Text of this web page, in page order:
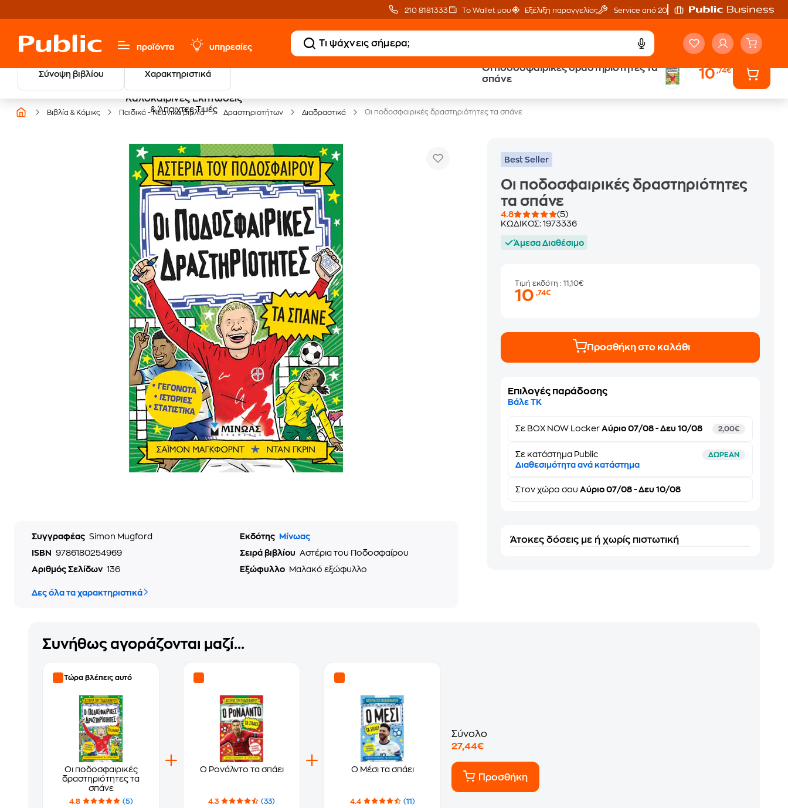
210 8181333 Το Wallet μου Εξέλιξη παραγγελίας Service από 20'
προϊόντα υπηρεσίες
Σύνοψη βιβλίου Χαρακτηριστικά
Οι ποδοσφαιρικές δραστηριότητες τα
σπάνε
10,74€
Καλοκαιρινές Εκπτώσεις
& Άπαιχτες Τιμές
Δωρεάν Μεταφορικά
Βιβλία & Κόμικς Παιδικά - Νεανικά βιβλία Δραστηριοτήτων Διαδραστικά Οι ποδοσφαιρικές δραστηριότητες τα σπάνε
Συγγραφέας Simon Mugford Εκδότης
Μίνωας
ISBN
9786180254969 Σειρά βιβλίου Αστέρια του Ποδοσφαίρου
Αριθμός Σελίδων 136 Εξώφυλλο Μαλακό εξώφυλλο
Δες όλα τα χαρακτηριστικά
Best Seller
Οι ποδοσφαιρικές δραστηριότητες
τα σπάνε
4.8
(5)
ΚΩΔΙΚΟΣ:1973336
Άμεσα Διαθέσιμο
Τιμή εκδότη: 11,10€
10,74€
Προσθήκη στο καλάθι
Επιλογές παράδοσης
Βάλε ΤΚ
Σε BOX NOW Locker Αύριο 07/08 - Δευ 10/08 2,00€
Σε κατάστημα Public ΔΩΡΕΑΝ
Διαθεσιμότητα ανά κατάστημα
Στονχώρο σου Αύριο 07/08 - Δευ 10/08
Άτοκες δόσεις με ή χωρίς πιστωτική
Συνήθως αγοράζονται μαζί...
Τώρα βλέπεις αυτό
Οι ποδοσφαιρικές
δραστηριότητες τα
σπάνε
4.8
(5)
Ο Ρονάλντο τα σπάει
4.3
(33)
Ο Μέσι τα σπάει
4.4
(11)
Σύνολο
27,44€
Προσθήκη